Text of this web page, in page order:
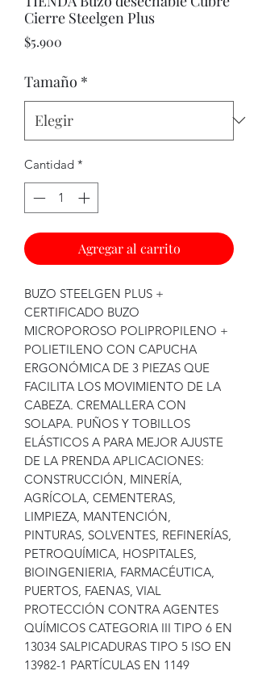
Cierre Steelgen Plus
$5.900
Tamaño *
Cantidad *
Agregar al carrito
BUZO STEELGEN PLUS +
CERTIFICADO BUZO
MICROPOROSO POLIPROPILENO +
POLIETILENO CON CAPUCHA
ERGONÓMICA DE 3 PIEZAS QUE
FACILITA LOS MOVIMIENTO DE LA
CABEZA. CREMALLERA CON
SOLAPA. PUÑOS Y TOBILLOS
ELÁSTICOS A PARA MEJOR AJUSTE
DE LA PRENDA APLICACIONES:
CONSTRUCCIÓN, MINERÍA,
AGRÍCOLA, CEMENTERAS,
LIMPIEZA, MANTENCIÓN,
PINTURAS, SOLVENTES, REFINERÍAS,
PETROQUÍMICA, HOSPITALES,
BIOINGENIERIA, FARMACÉUTICA,
PUERTOS, FAENAS, VIAL
PROTECCIÓN CONTRA AGENTES
QUÍMICOS CATEGORIA III TIPO 6 EN
13034 SALPICADURAS TIPO 5 ISO EN
13982-1 PARTÍCULAS EN 1149